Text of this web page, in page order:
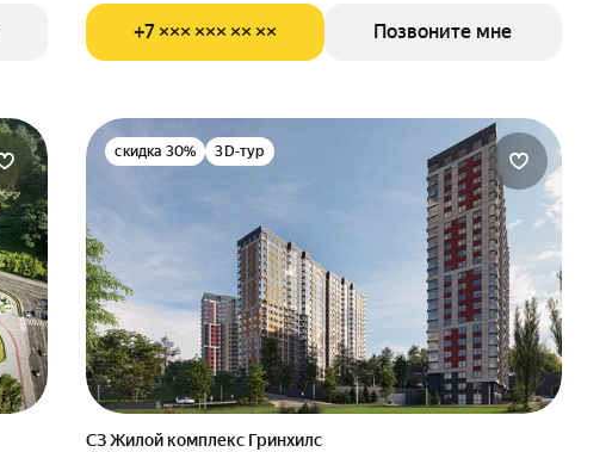
+7 ××× ××× ×× ×× Позвоните мне
скидка 30% 3D-тур
СЗ Жилой комплекс Гринхилс